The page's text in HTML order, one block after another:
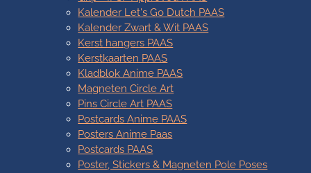
Kalender Let's Go Dutch PAAS
Kalender Zwart & Wit PAAS
Kerst hangers PAAS
Kerstkaarten PAAS
Kladblok Anime PAAS
Magneten Circle Art
Pins Circle Art PAAS
Postcards Anime PAAS
Posters Anime Paas
Postcards PAAS
Poster, Stickers & Magneten Pole Poses